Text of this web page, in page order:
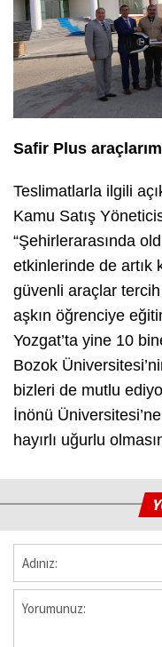
Safir Plus
Teslimatlarla ilgili
Kamu Satış
“Şehirlerarasında
etkinlerinde de artık
güvenli araçlar
aşkın öğrenciye
Yozgat’ta yine 10
Bozok
bizleri de mutlu
İnönü
hayırlı uğurlu